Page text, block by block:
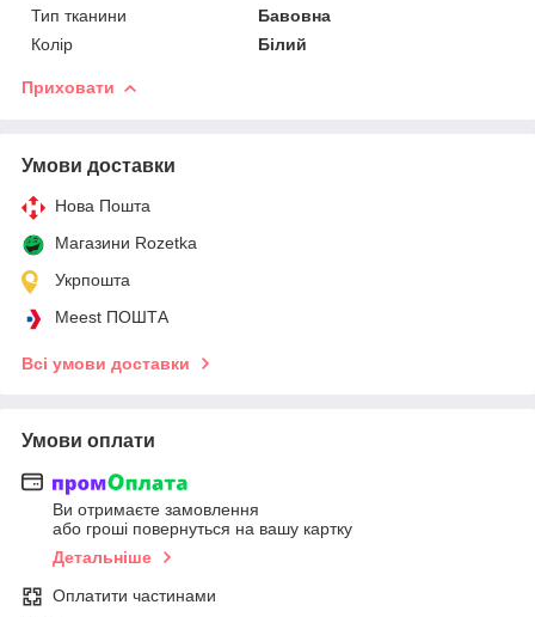
Тип тканини
Бавовна
Колір
Білий
Приховати
Умови доставки
Нова Пошта
Магазини Rozetka
Укрпошта
Meest ПОШТА
Всі умови доставки
Умови оплати
Ви отримаєте замовлення
або гроші повернуться на вашу картку
Детальніше
Оплатити частинами